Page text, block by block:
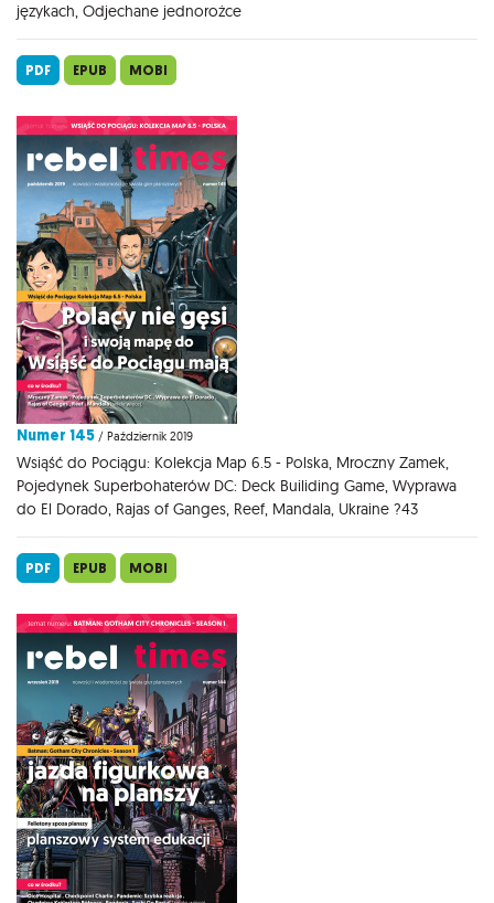
językach, Odjechane jednorożce
PDF EPUB MOBI
Numer 145 / Październik 2019
Wsiąść do Pociągu: Kolekcja Map 6.5 - Polska, Mroczny Zamek,
Pojedynek Superbohaterów DC: Deck Builiding Game, Wyprawa
do El Dorado, Rajas of Ganges, Reef, Mandala, Ukraine ?43
PDF EPUB MOBI